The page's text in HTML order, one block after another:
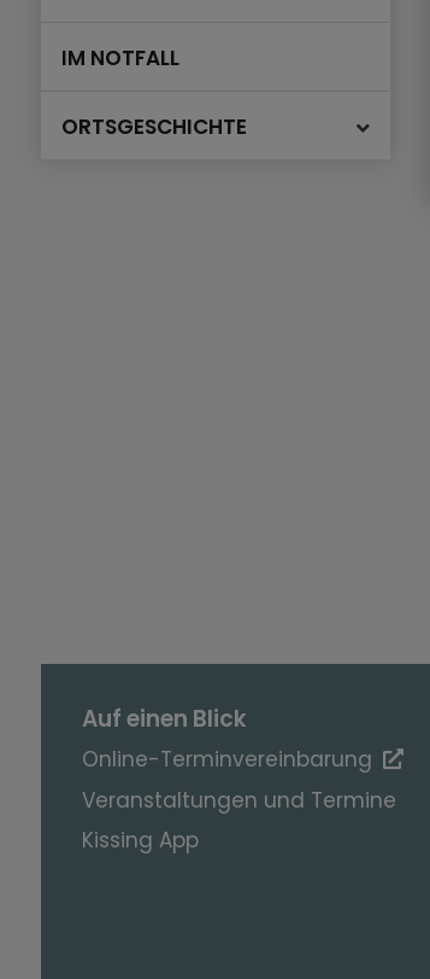
IM NOTFALL
ORTSGESCHICHTE
Auf einen Blick
Online-Terminvereinbarung
Veranstaltungen und Termine
Kissing App